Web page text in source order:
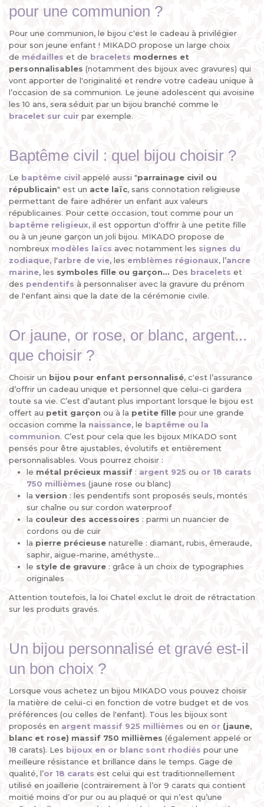
pour une communion ?
Pour une communion, le bijou c'est le cadeau à privilégier
pour son jeune enfant ! MIKADO propose un large choix
de médailles et de bracelets modernes et
personnalisables (notamment des bijoux avec gravures) qui
vont apporter de l'originalité et rendre votre cadeau unique à
l’occasion de sa communion. Le jeune adolescent qui avoisine
les 10 ans, sera séduit par un bijou branché comme le
bracelet sur cuir par exemple.
Baptême civil : quel bijou choisir ?
Le baptême civil appelé aussi "parrainage civil ou
républicain" est un acte laïc, sans connotation religieuse
permettant de faire adhérer un enfant aux valeurs
républicaines. Pour cette occasion, tout comme pour un
baptême religieux, il est opportun d'offrir à une petite fille
ou à un jeune garçon un joli bijou. MIKADO propose de
nombreux modèles laïcs avec notamment les signes du
zodiaque, l'arbre de vie, les emblèmes régionaux, l’ancre
marine, les symboles fille ou garçon... Des bracelets et
des pendentifs à personnaliser avec la gravure du prénom
de l'enfant ainsi que la date de la cérémonie civile.
Or jaune, or rose, or blanc, argent...
que choisir ?
Choisir un bijou pour enfant personnalisé, c'est l’assurance
d’offrir un cadeau unique et personnel que celui-ci gardera
toute sa vie. C’est d’autant plus important lorsque le bijou est
offert au petit garçon ou à la petite fille pour une grande
occasion comme la naissance, le baptême ou la
communion. C’est pour cela que les bijoux MIKADO sont
pensés pour être ajustables, évolutifs et entièrement
personnalisables. Vous pourrez choisir :
le métal précieux massif : argent 925 ou or 18 carats
750 millièmes (jaune rose ou blanc)
la version : les pendentifs sont proposés seuls, montés
sur chaîne ou sur cordon waterproof
la couleur des accessoires : parmi un nuancier de
cordons ou de cuir
la pierre précieuse naturelle : diamant, rubis, émeraude,
saphir, aigue-marine, améthyste...
le style de gravure : grâce à un choix de typographies
originales
Attention toutefois, la loi Chatel exclut le droit de rétractation
sur les produits gravés.
Un bijou personnalisé et gravé est-il
un bon choix ?
Lorsque vous achetez un bijou MIKADO vous pouvez choisir
la matière de celui-ci en fonction de votre budget et de vos
préférences (ou celles de l'enfant). Tous les bijoux sont
proposés en argent massif 925 millièmes ou en or (jaune,
blanc et rose) massif 750 millièmes (également appelé or
18 carats). Les bijoux en or blanc sont rhodiés pour une
meilleure résistance et brillance dans le temps. Gage de
qualité, l’or 18 carats est celui qui est traditionnellement
utilisé en joaillerie (contrairement à l’or 9 carats qui contient
moitié moins d’or pur ou au plaqué or qui n’est qu’une